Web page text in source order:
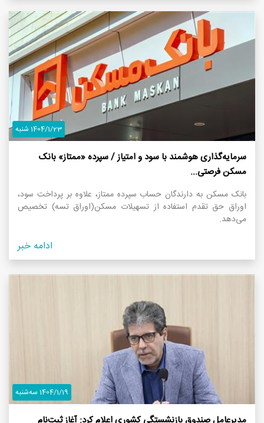
1404/1/23 شنبه
سرمایه‌گذاری هوشمند با سود و امتیاز / سپرده «ممتاز» بانک
مسکن فرصتی...
بانک مسکن به دارندگان حساب سپرده ممتاز، علاوه بر پرداخت سود،
اوراق حق تقدم استفاده از تسهیلات مسکن(اوراق تسه) تخصیص
می‌دهد.
ادامه خبر
1404/1/19 سه‌شنبه